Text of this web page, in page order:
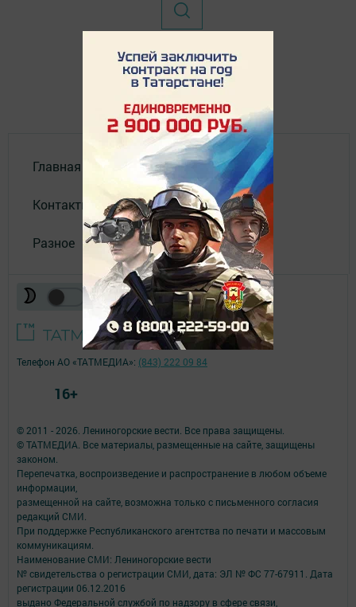
Главная
Контакты
Разное
© 2011 - 2026. Лениногорские вести. Все права защищены.
© ТАТМЕДИА. Все материалы, размещенные на сайте, защищены
законом.
Перепечатка, воспроизведение и распространение в любом объеме
информации,
размещенной на сайте, возможна только с письменного согласия
редакций СМИ.
При поддержке Республиканского агентства по печати и массовым
коммуникациям.
Наименование СМИ: Лениногорские вести
№ свидетельства о регистрации СМИ, дата: ЭЛ № ФС 77-67911. Дата
регистрации 06.12.2016
выдано Федеральной службой по надзору в сфере связи,
Телефон АО «ТАТМЕДИА»: (843) 222 09 84
16+